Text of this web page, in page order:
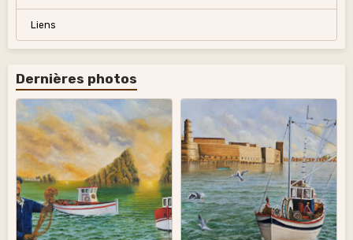
Liens
Dernières photos